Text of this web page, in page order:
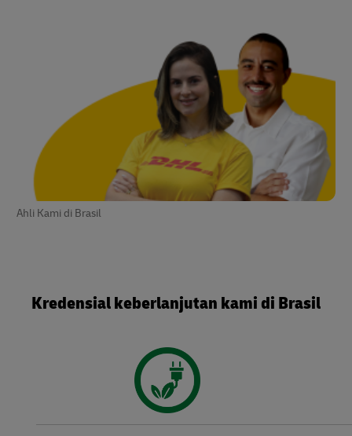
Ahli Kami di Brasil
Kredensial keberlanjutan kami di Brasil